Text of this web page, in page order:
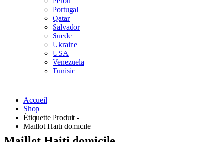
Portugal
Qatar
Salvador
Suede
Ukraine
USA
Venezuela
Tunisie
Accueil
Shop
Étiquette Produit -
Maillot Haiti domicile